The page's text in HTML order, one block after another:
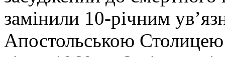
замінили 10-річним
Апостольською